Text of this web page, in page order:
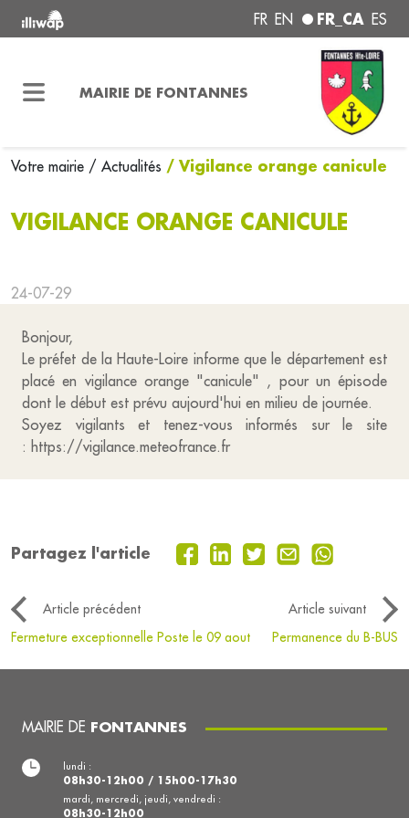
FR EN FR_CA ES
MAIRIE DE FONTANNES
Votre mairie / Actualités / Vigilance orange canicule
VIGILANCE ORANGE CANICULE
24-07-29
Bonjour,
Le préfet de la Haute-Loire informe que le département est
placé en vigilance orange "canicule" , pour un épisode
dont le début est prévu aujourd'hui en milieu de journée.
Soyez vigilants et tenez-vous informés sur le site
: https://vigilance.meteofrance.fr
Partagez l'article
Article précédent
Article suivant
Fermeture exceptionnelle Poste le 09 aout
Permanence du B-BUS
MAIRIE DE FONTANNES
lundi :
08h30-12h00 / 15h00-17h30
mardi, mercredi, jeudi, vendredi :
08h30-12h00